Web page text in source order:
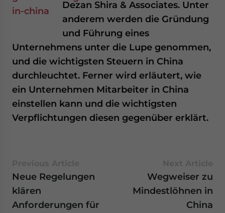
Dezan Shira & Associates. Unter
anderem werden die Gründung
und Führung eines
Unternehmens unter die Lupe genommen,
und die wichtigsten Steuern in China
durchleuchtet. Ferner wird erläutert, wie
ein Unternehmen Mitarbeiter in China
einstellen kann und die wichtigsten
Verpflichtungen diesen gegenüber erklärt.
Neue Regelungen
klären
Anforderungen für
Wegweiser zu
Mindestlöhnen in
China